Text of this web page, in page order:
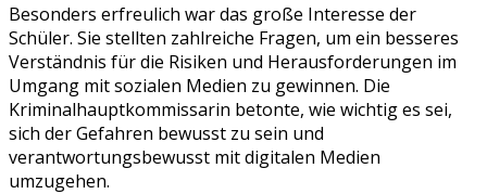
Besonders erfreulich war das große Interesse der
Schüler. Sie stellten zahlreiche Fragen, um ein besseres
Verständnis für die Risiken und Herausforderungen im
Umgang mit sozialen Medien zu gewinnen. Die
Kriminalhauptkommissarin betonte, wie wichtig es sei,
sich der Gefahren bewusst zu sein und
verantwortungsbewusst mit digitalen Medien
umzugehen.